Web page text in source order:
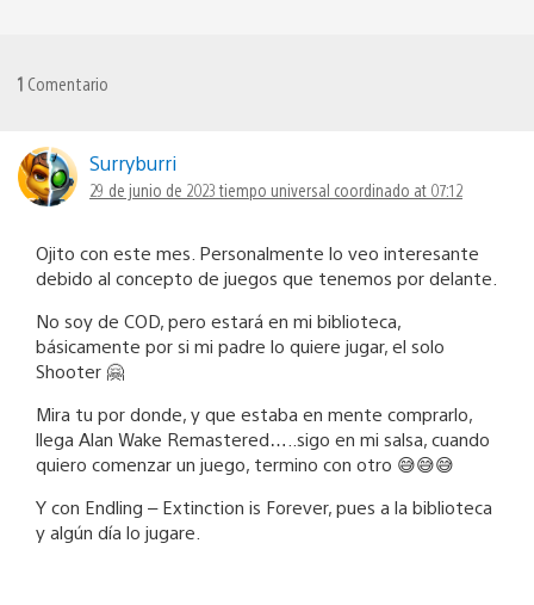
1 Comentario
Surryburri
29 de junio de 2023 tiempo universal coordinado at 07:12
Ojito con este mes. Personalmente lo veo interesante
debido al concepto de juegos que tenemos por delante.
No soy de COD, pero estará en mi biblioteca,
básicamente por si mi padre lo quiere jugar, el solo
Shooter 🤗
Mira tu por donde, y que estaba en mente comprarlo,
llega Alan Wake Remastered…..sigo en mi salsa, cuando
quiero comenzar un juego, termino con otro 😅😅😅
Y con Endling – Extinction is Forever, pues a la biblioteca
y algún día lo jugare.